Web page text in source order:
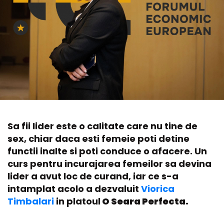
Sa fii lider este o calitate care nu tine de
sex, chiar daca esti femeie poti detine
functii inalte si poti conduce o afacere. Un
curs pentru incurajarea femeilor sa devina
lider a avut loc de curand, iar ce s-a
intamplat acolo a dezvaluit Viorica
Timbalari in platoulO Seara Perfecta.